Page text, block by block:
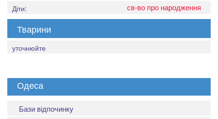
Діти: св-во про народження
Тварини
уточнюйте
Одеса
Бази відпочинку